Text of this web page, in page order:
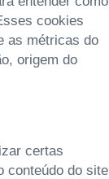
cookies
as métricas do
origem do
certas
conteúdo do site